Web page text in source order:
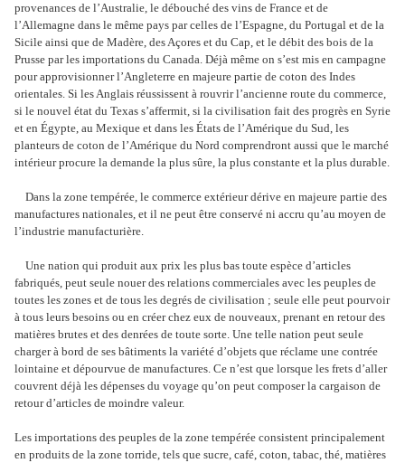
provenances de l’Australie, le débouché des vins de France et de
l’Allemagne dans le même pays par celles de l’Espagne, du Portugal et de la
Sicile ainsi que de Madère, des Açores et du Cap, et le débit des bois de la
Prusse par les importations du Canada. Déjà même on s’est mis en campagne
pour approvisionner l’Angleterre en majeure partie de coton des Indes
orientales. Si les Anglais réussissent à rouvrir l’ancienne route du commerce,
si le nouvel état du Texas s’affermit, si la civilisation fait des progrès en Syrie
et en Égypte, au Mexique et dans les États de l’Amérique du Sud, les
planteurs de coton de l’Amérique du Nord comprendront aussi que le marché
intérieur procure la demande la plus sûre, la plus constante et la plus durable.
Dans la zone tempérée, le commerce extérieur dérive en majeure partie des
manufactures nationales, et il ne peut être conservé ni accru qu’au moyen de
l’industrie manufacturière.
Une nation qui produit aux prix les plus bas toute espèce d’articles
fabriqués, peut seule nouer des relations commerciales avec les peuples de
toutes les zones et de tous les degrés de civilisation ; seule elle peut pourvoir
à tous leurs besoins ou en créer chez eux de nouveaux, prenant en retour des
matières brutes et des denrées de toute sorte. Une telle nation peut seule
charger à bord de ses bâtiments la variété d’objets que réclame une contrée
lointaine et dépourvue de manufactures. Ce n’est que lorsque les frets d’aller
couvrent déjà les dépenses du voyage qu’on peut composer la cargaison de
retour d’articles de moindre valeur.
Les importations des peuples de la zone tempérée consistent principalement
en produits de la zone torride, tels que sucre, café, coton, tabac, thé, matières